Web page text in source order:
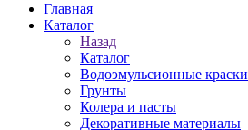
Главная
Каталог
Назад
Каталог
Водоэмульсионные краски
Грунты
Колера и пасты
Декоративные материалы